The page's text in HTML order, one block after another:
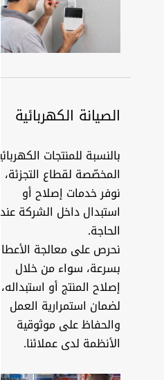
الصيانة الكهربائية
بالنسبة للمنتجات الكهربائية
المخصّصة لقطاع التجزئة،
نوفر خدمات إصلاح أو
استبدال داخل الشركة عند
الحاجة.
نحرص على معالجة الأعطال
بسرعة، سواء من خلال
إصلاح المنتج أو استبداله،
لضمان استمرارية العمل
والحفاظ على موثوقية
الأنظمة لدى عملائنا.